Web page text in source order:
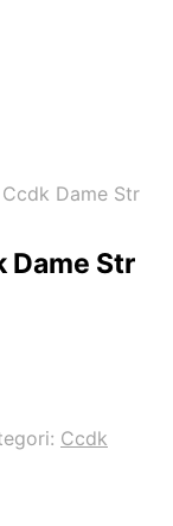
Dame Str
Dame Str
Ccdk